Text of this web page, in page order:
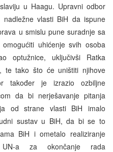
u Haagu. Upravni odbor
vlasti BiH da ispune
u smislu pune suradnje sa
uhićenje svih osoba
optužnice, uključivši Ratka
te tako što će uništiti njihove
također je izrazio ozbiljne
da bi nerješavanje pitanja
od strane vlasti BiH imalo
sustav u BiH, da bi se to
BiH i ometalo realiziranje
a za okončanje rada